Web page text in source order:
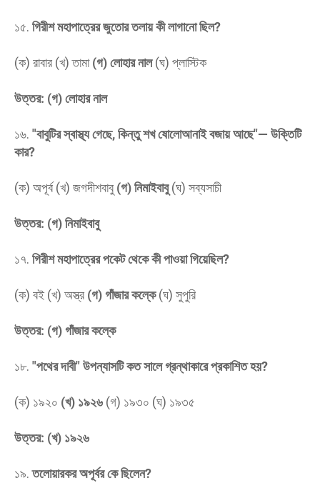
​১৫. গিরীশ মহাপাত্রের জুতোর তলায় কী লাগানো ছিল?
(ক) রাবার (খ) তামা(গ) লোহার নাল(ঘ) প্লাস্টিক
উত্তর: (গ) লোহার নাল
​১৬. "বাবুটির স্বাস্থ্য গেছে, কিন্তু শখ ষোলোআনাই বজায় আছে"— উক্তিটি
কার?
(ক) অপূর্ব (খ) জগদীশবাবু (গ) নিমাইবাবু(ঘ) সব্যসাচী
উত্তর: (গ) নিমাইবাবু
​১৭. গিরীশ মহাপাত্রের পকেট থেকে কী পাওয়া গিয়েছিল?
(ক) বই (খ) অস্ত্র (গ) গাঁজার কল্কে(ঘ) সুপুরি
উত্তর: (গ) গাঁজার কল্কে
​১৮. "পথের দাবী" উপন্যাসটি কত সালে গ্রন্থাকারে প্রকাশিত হয়?
(ক) ১৯২০ (খ) ১৯২৬ (গ) ১৯৩০ (ঘ) ১৯৩৫
উত্তর: (খ) ১৯২৬
​১৯.তলোয়ারকর অপূর্বর কে ছিলেন?